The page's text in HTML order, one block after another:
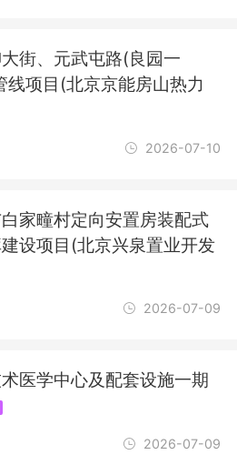
目的经营活动。）
街、元武屯路(良园一
项目(北京京能房山热力
2026-07-10
家疃村定向安置房装配式
设项目(北京兴泉置业开发
2026-07-09
医学中心及配套设施一期
2026-07-09